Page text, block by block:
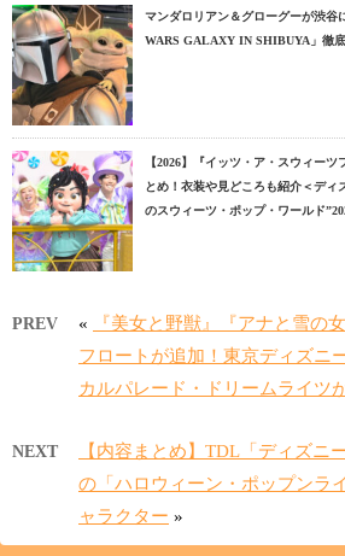
マンダロリアン＆グローグーが渋谷
WARS GALAXY IN SHIBUYA」徹
【2026】『イッツ・ア・スウィー
とめ！衣装や見どころも紹介＜ディ
のスウィーツ・ポップ・ワールド
PREV «
『美女と野獣』『アナと雪の
フロートが追加！東京ディズニ
カルパレード・ドリームライツ
NEXT
【内容まとめ】TDL「ディズニ
の「ハロウィーン・ポップンラ
ャラクター »